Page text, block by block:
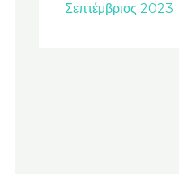
Σεπτέμβριος 2023